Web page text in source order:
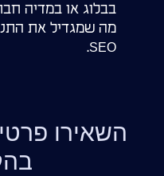
בבלוג או במדיה
מה שמגדיל את
SEO.
השאירו